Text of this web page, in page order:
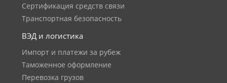
Сертификация средств связи
Транспортная безопасность
ВЭД и логистика
Импорт и платежи за рубеж
Таможенное оформление
Перевозка грузов